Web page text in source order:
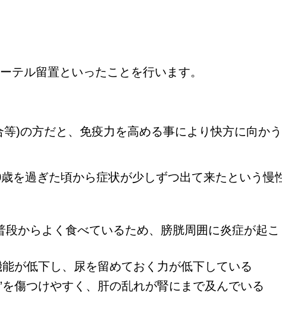
テル留置といったことを行います。
)の方だと、 免疫力を高める事により快方に向かう
を過ぎた頃から症状が少しずつ出て来たという慢
からよく食べているため、膀胱周囲に炎症が起こ
が低下し、尿を留めておく力が低下している
傷つけやすく、肝の乱れが腎にまで及んでいる